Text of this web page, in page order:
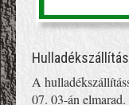
A
07. 03-án elmarad.